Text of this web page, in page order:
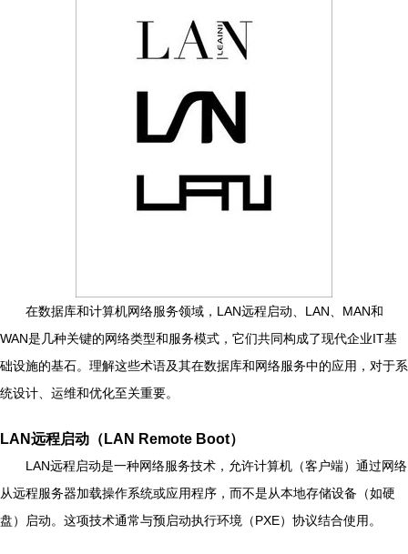
在数据库和计算机网络服务领域，LAN远程启动、LAN、MAN和
WAN是几种关键的网络类型和服务模式，它们共同构成了现代企业IT基
础设施的基石。理解这些术语及其在数据库和网络服务中的应用，对于系
统设计、运维和优化至关重要。
LAN远程启动（LAN Remote Boot）
LAN远程启动是一种网络服务技术，允许计算机（客户端）通过网络
从远程服务器加载操作系统或应用程序，而不是从本地存储设备（如硬
盘）启动。这项技术通常与预启动执行环境（PXE）协议结合使用。